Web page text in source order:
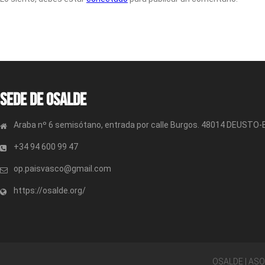
Sede de OSALDE
Araba nº 6 semisótano, entrada por calle Burgos. 48014 DEUSTO-
+34 94 600 99 47
op.paisvasco@gmail.com
https://osalde.org/
OSALDE |